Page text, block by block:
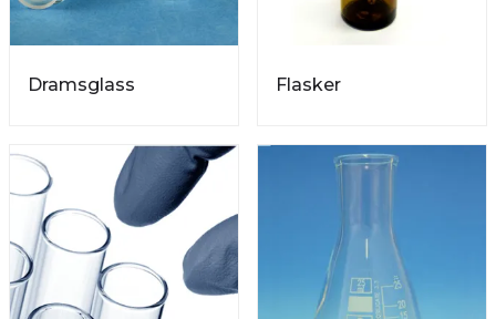
Dramsglass Flasker